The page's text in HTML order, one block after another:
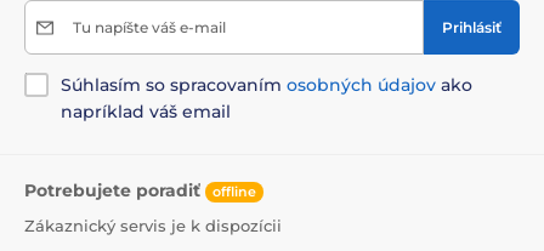
Tu napíšte váš e-mail Prihlásiť
Súhlasím so spracovaním osobných údajov ako
napríklad váš email
Potrebujete poradiť offline
Zákaznický servis je k dispozícii